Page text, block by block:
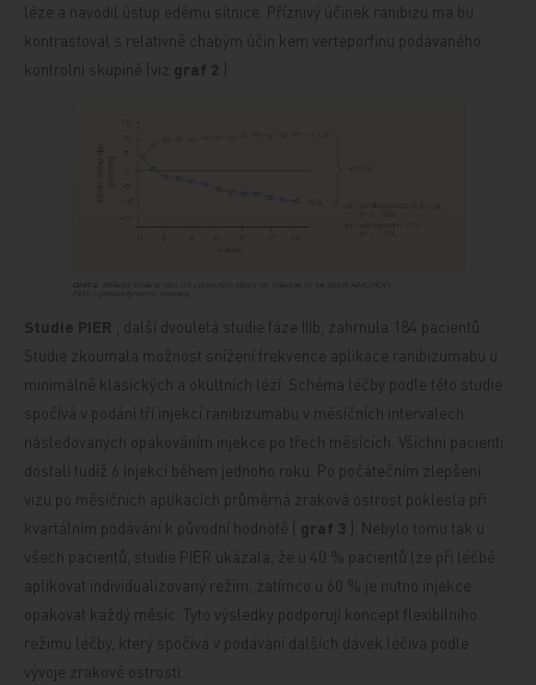
léze a navodil ústup edému sítnice. Příznivý účinek ranibizu ma bu
kontrastoval s relativně chabým účin kem verteporfinu podávaného
kontrolní skupině (viz graf 2 ).
Studie PIER
, další dvouletá studie fáze IIIb, zahrnula 184 pacientů.
Studie zkoumala možnost snížení frekvence aplikace ranibizumabu u
minimálně klasických a okultních lézí. Schéma léčby podle této studie
spočívá v podání tří injekcí ranibizumabu v měsíčních intervalech
následovaných opakováním injekce po třech měsících. Všichni pacienti
dostali tudíž 6 injekcí během jednoho roku. Po počátečním zlepšení
vizu po měsíčních aplikacích průměrná zraková ostrost poklesla při
kvartálním podávání k původní hodnotě ( graf 3 ). Nebylo tomu tak u
všech pacientů, studie PIER ukázala, že u 40 % pacientů lze při léčbě
aplikovat individualizovaný režim, zatímco u 60 % je nutno injekce
opakovat každý měsíc. Tyto výsledky podporují koncept flexibilního
režimu léčby, který spočívá v podávání dalších dávek léčiva podle
vývoje zrakové ostrosti.